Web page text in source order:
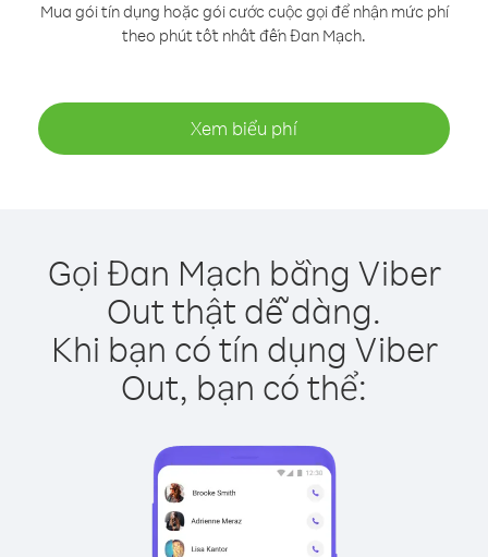
Mua gói tín dụng hoặc gói cước cuộc gọi để nhận mức phí
theo phút tốt nhất đến Đan Mạch.
Xem biểu phí
Gọi Đan Mạch bằng Viber
Out thật dễ dàng.
Khi bạn có tín dụng Viber
Out, bạn có thể: